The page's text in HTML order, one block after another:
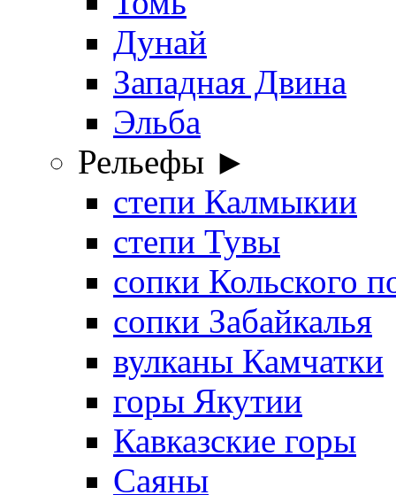
Дунай
Западная Двина
Эльба
Рельефы ►
степи Калмыкии
степи Тувы
сопки Кольского
сопки Забайкалья
вулканы Камчатки
горы Якутии
Кавказские горы
Саяны